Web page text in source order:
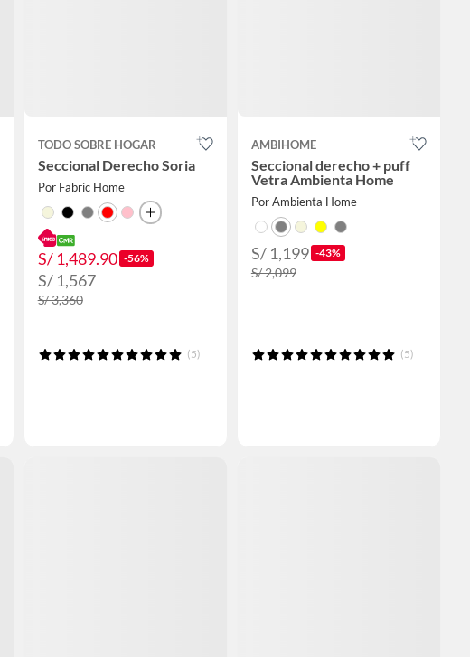
TODO SOBRE HOGAR
Seccional Derecho Soria
Por Fabric Home
S/ 1,489.90 -56%
S/ 1,567
S/ 3,360
(5)
AMBIHOME
Seccional derecho + puff
Vetra Ambienta Home
Por Ambienta Home
S/ 1,199 -43%
S/ 2,099
(5)